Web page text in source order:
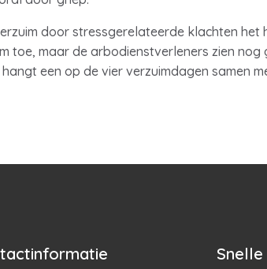
door stressgerelateerde klachten
toe, maar de arbodienstverleners zien
een op de vier verzuimdagen samen
Snelle